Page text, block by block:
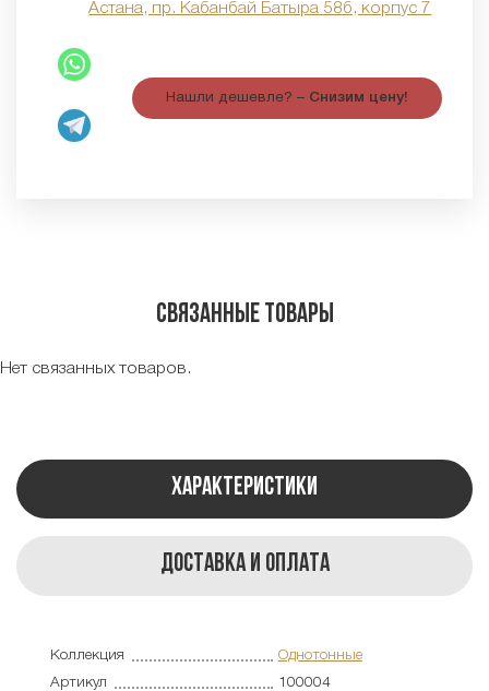
Астана, пр. Кабанбай Батыра 58б, корпус 7
Нашли дешевле? – Снизим цену!
Связанные товары
Нет связанных товаров.
Характеристики
Доставка и оплата
Коллекция
Однотонные
Артикул
100004